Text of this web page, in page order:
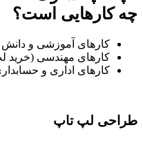
چه کارهایی است؟
کارهای آموزشی و
کارهای مهندسی (خرید
کارهای اداری و
طراحی لپ تاپ